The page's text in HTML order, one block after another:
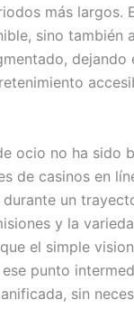
más largos.
sino también
ocio no ha sido
de casinos en
un
y la
el simple
punto
sin